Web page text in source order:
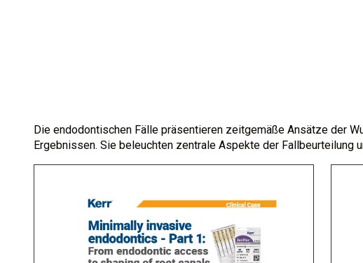
Die endodontischen Fälle präsentieren zeitgemäße Ansätze der
Ergebnissen. Sie beleuchten zentrale Aspekte der Fallbeurteilung